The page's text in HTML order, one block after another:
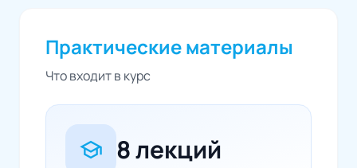
Практические материалы
Что входит в курс
school 8 лекций